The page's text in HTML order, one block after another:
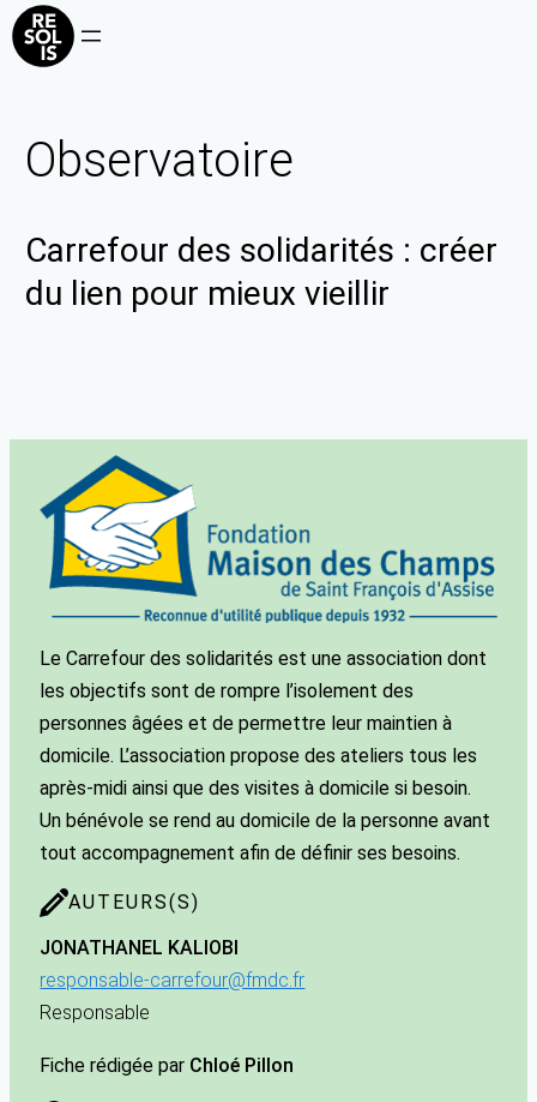
Observatoire
Carrefour des solidarités : créer
du lien pour mieux vieillir
Le Carrefour des solidarités est une association dont
les objectifs sont de rompre l’isolement des
personnes âgées et de permettre leur maintien à
domicile. L’association propose des ateliers tous les
après-midi ainsi que des visites à domicile si besoin.
Un bénévole se rend au domicile de la personne avant
tout accompagnement afin de définir ses besoins.
AUTEURS(S)
JONATHANEL KALIOBI
responsable-carrefour@fmdc.fr
Responsable
Fiche rédigée par Chloé Pillon